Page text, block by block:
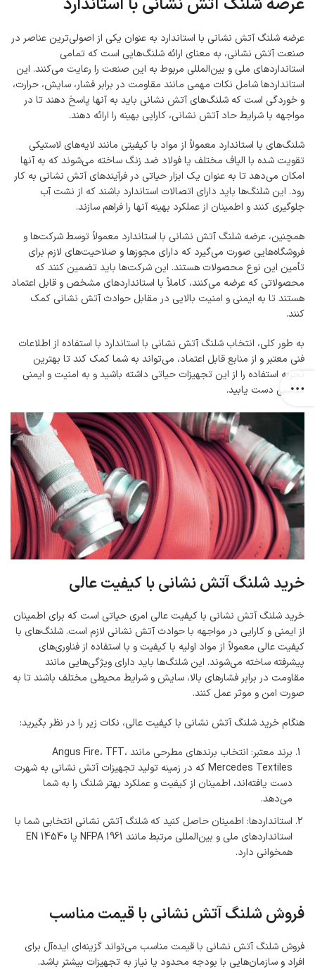
عرضه شلنگ آتش نشانی با استاندارد به عنوان یکی از اصولی‌ترین عناصر در
صنعت آتش نشانی، به معنای ارائه شلنگ‌هایی است که تمامی
استانداردهای ملی و بین‌المللی مربوط به این صنعت را رعایت می‌کنند. این
استانداردها شامل نکات مهمی مانند مقاومت در برابر فشار، سایش، حرارت،
و خوردگی است که شلنگ‌های آتش نشانی باید به آنها پاسخ دهند تا در
مواجهه با شرایط حاد آتش نشانی، کارایی بهینه را ارائه دهند.
شلنگ‌های با استاندارد معمولاً از مواد با کیفیتی مانند لایه‌های لاستیکی
تقویت شده با الیاف مختلف یا فولاد ضد زنگ ساخته می‌شوند که به آنها
امکان می‌دهد تا به عنوان یک ابزار حیاتی در فرآیندهای آتش نشانی به کار
رود. این شلنگ‌ها باید دارای اتصالات استاندارد باشند که از نشت آب
جلوگیری کنند و اطمینان از عملکرد بهینه آنها را فراهم سازند.
همچنین، عرضه شلنگ آتش نشانی با استاندارد معمولاً توسط شرکت‌ها و
فروشگاه‌هایی صورت می‌گیرد که دارای مجوزها و صلاحیت‌های لازم برای
تأمین این نوع محصولات هستند. این شرکت‌ها باید تضمین کنند که
محصولاتی که عرضه می‌کنند، کاملاً با استانداردهای مشخص و قابل اعتماد
هستند تا به ایمنی و امنیت بالایی در مقابل حوادث آتش نشانی کمک
کنند.
به طور کلی، انتخاب شلنگ آتش نشانی با استاندارد با استفاده از اطلاعات
فنی معتبر و از منابع قابل اعتماد، می‌تواند به شما کمک کند تا بهترین
تجربه استفاده را از این تجهیزات حیاتی داشته باشید و به امنیت و ایمنی
مناسبی دست یابید.
خرید شلنگ آتش نشانی با کیفیت عالی
خرید شلنگ آتش نشانی با کیفیت عالی امری حیاتی است که برای اطمینان
از ایمنی و کارایی در مواجهه با حوادث آتش نشانی لازم است. شلنگ‌های با
کیفیت عالی معمولاً از مواد اولیه با کیفیت و با استفاده از فناوری‌های
پیشرفته ساخته می‌شوند. این شلنگ‌ها باید دارای ویژگی‌هایی مانند
مقاومت در برابر فشارهای بالا، سایش و شرایط محیطی مختلف باشند تا به
صورت امن و موثر عمل کنند.
هنگام خرید شلنگ آتش نشانی با کیفیت عالی، نکات زیر را در نظر بگیرید:
برند معتبر: انتخاب برند‌های مطرحی مانند Angus Fire، TFT،
Mercedes Textiles که در زمینه تولید تجهیزات آتش نشانی به شهرت
دست یافته‌اند، اطمینان از کیفیت و عملکرد بهتر شلنگ را به شما
می‌دهد.
استانداردها: اطمینان حاصل کنید که شلنگ آتش نشانی انتخابی شما با
استانداردهای ملی و بین‌المللی مرتبط مانند NFPA 1961 یا EN 14540
همخوانی دارد.
فروش شلنگ آتش نشانی با قیمت مناسب
فروش شلنگ آتش نشانی با قیمت مناسب می‌تواند گزینه‌ای ایده‌آل برای
افراد و سازمان‌هایی با بودجه محدود یا نیاز به تجهیزات بیشتر باشد.